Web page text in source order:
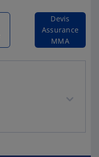
Devis
Assurance
MMA